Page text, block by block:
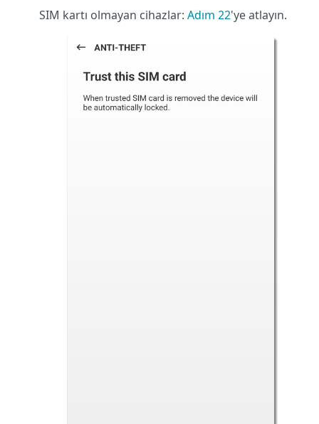
SIM kartı olmayan cihazlar: Adım 22'ye atlayın.